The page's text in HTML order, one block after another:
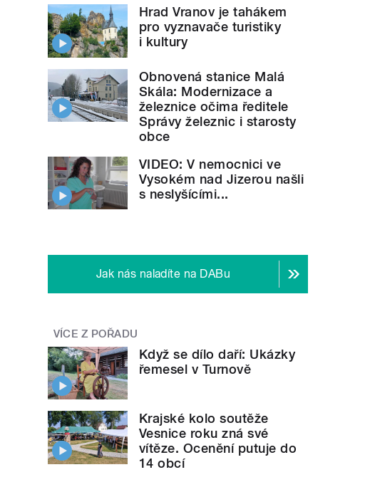
Hrad Vranov je tahákem
pro vyznavače turistiky
i kultury
Obnovená stanice Malá
Skála: Modernizace a
železnice očima ředitele
Správy železnic i starosty
obce
VIDEO: V nemocnici ve
Vysokém nad Jizerou našli
s neslyšícími...
Jak nás naladíte na DABu
VÍCE Z POŘADU
Když se dílo daří: Ukázky
řemesel v Turnově
Krajské kolo soutěže
Vesnice roku zná své
vítěze. Ocenění putuje do
14 obcí